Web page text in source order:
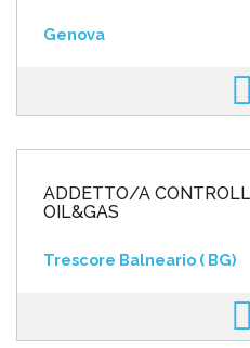
Genova
ADDETTO/A
OIL&GAS
Trescore Balneario ( BG)